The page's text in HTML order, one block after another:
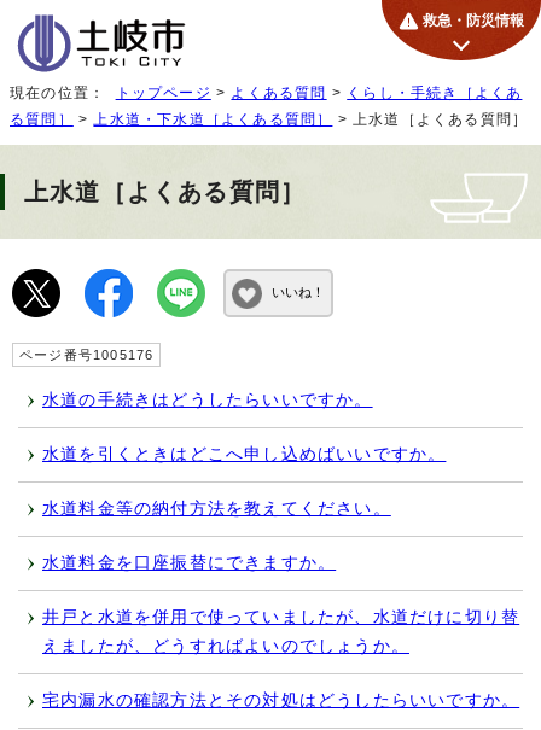
救急・防災情報
現在の位置： トップページ > よくある質問 > くらし・手続き［よくあ
る質問］
>上水道・下水道［よくある質問］ > 上水道［よくある質問］
上水道［よくある質問］
いいね！
ページ番号1005176
水道の手続きはどうしたらいいですか。
水道を引くときはどこへ申し込めばいいですか。
水道料金等の納付方法を教えてください。
水道料金を口座振替にできますか。
井戸と水道を併用で使っていましたが、水道だけに切り替
えましたが、どうすればよいのでしょうか。
宅内漏水の確認方法とその対処はどうしたらいいですか。